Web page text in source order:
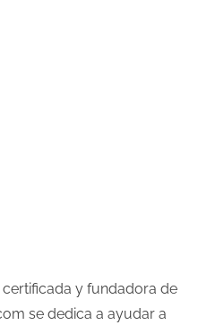
certificada y fundadora de
se dedica a ayudar a